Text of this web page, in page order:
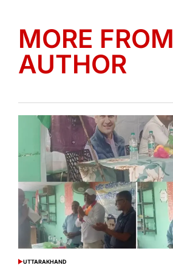
MORE FROM
AUTHOR
POSTED
UTTARAKHAND